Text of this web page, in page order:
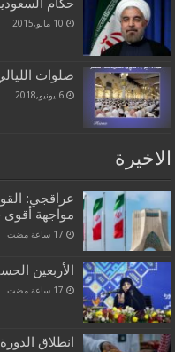
10 مايو,2015
صلوات
6 يونيو,2018
الاخيرة
عراقجي:
مواجهة
الأربعين
انطلاق الدورة 46 لمسابقة القرآن الدولية في مكة